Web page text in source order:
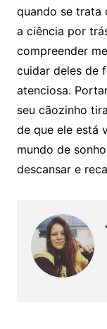
quando se trata
a ciência por
compreender
cuidar deles de
atenciosa.
seu cãozinho
de que ele está
mundo de
descansar e